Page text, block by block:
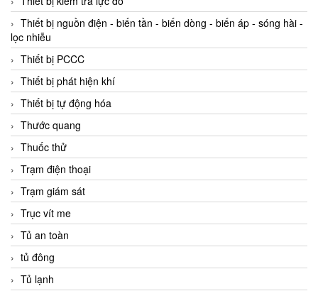
Thiết bị nguồn điện - biến tần - biến dòng - biến áp - sóng hài -
lọc nhiễu
Thiết bị PCCC
Thiết bị phát hiện khí
Thiết bị tự động hóa
Thước quang
Thuốc thử
Trạm điện thoại
Trạm giám sát
Trục vít me
Tủ an toàn
tủ đông
Tủ lạnh